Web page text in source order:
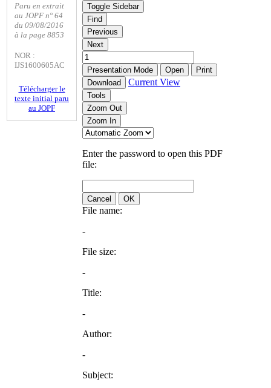
Paru en extrait
au JOPF n° 64
du 09/08/2016
à la page 8853
NOR :
IJS1600605AC
Télécharger le
texte initial paru
au JOPF
Toggle Sidebar
Find
Previous
Next
Presentation Mode Open
Print
Download
Current View
Tools
Zoom Out
Zoom In
Enter the password to open this PDF
file:
Cancel OK
File name:
-
File size:
-
Title:
-
Author:
-
Subject: